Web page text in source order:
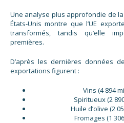
Une analyse plus approfondie de
États-Unis montre que l’UE
transformés, tandis qu’elle
premières.
D’après les dernières données
exportations figurent :
Vins (4 894
Spiritueux (2
Huile d’olive (2
Fromages (1